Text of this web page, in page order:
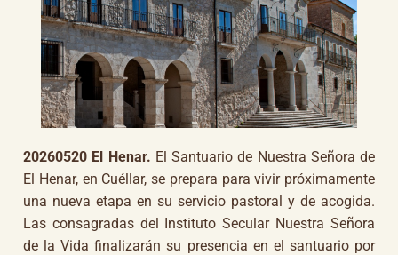
20260520 El Henar. El Santuario de Nuestra Señora de
El Henar, en Cuéllar, se prepara para vivir próximamente
una nueva etapa en su servicio pastoral y de acogida.
Las consagradas del Instituto Secular Nuestra Señora
de la Vida finalizarán su presencia en el santuario por